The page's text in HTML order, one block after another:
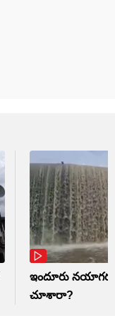
ఇందూరు నయాగర
చూశారా?